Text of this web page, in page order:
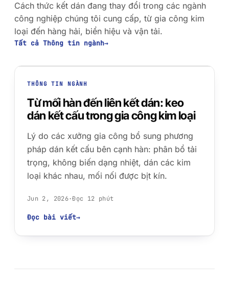
Cách thức kết dán đang thay đổi trong các ngành
công nghiệp chúng tôi cung cấp, từ gia công kim
loại đến hàng hải, biển hiệu và vận tải.
Tất cả Thông tin ngành→
01 · WELDED SEAM
HEAT-AFFECTED ZONE
THÔNG TIN NGÀNH
Từ mối hàn đến liên kết dán: keo
dán kết cấu trong gia công kim loại
Lý do các xưởng gia công bổ sung phương
pháp dán kết cấu bên cạnh hàn: phân bổ tải
trọng, không biến dạng nhiệt, dán các kim
loại khác nhau, mối nối được bịt kín.
Jun 2, 2026·Đọc 12 phút
Đọc bài viết→